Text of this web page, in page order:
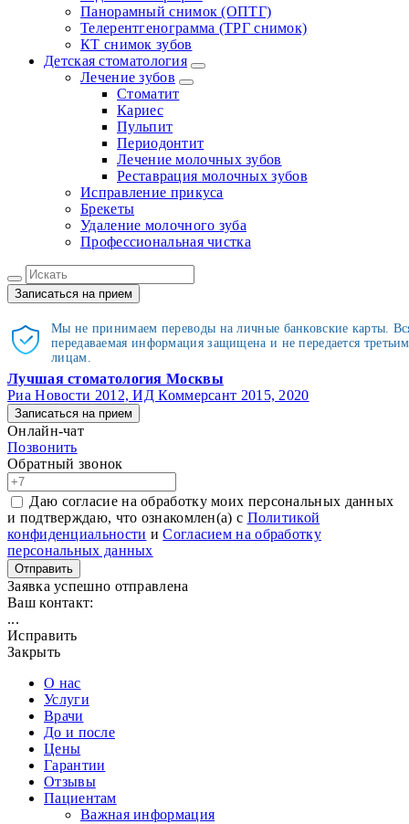
Панорамный снимок (ОПТГ)
Телерентгенограмма (ТРГ снимок)
КТ снимок зубов
Детская стоматология
Лечение зубов
Стоматит
Кариес
Пульпит
Периодонтит
Лечение молочных зубов
Реставрация молочных зубов
Исправление прикуса
Брекеты
Удаление молочного зуба
Профессиональная чистка
Записаться на прием
Мы не принимаем переводы на личные банковские карты.
передаваемая информация защищена и не передается третьим
лицам.
Лучшая стоматология Москвы
Риа Новости 2012, ИД Коммерсант 2015, 2020
Записаться на прием
Онлайн-чат
Позвонить
Обратный звонок
Даю согласие на обработку моих персональных данных
и подтверждаю, что ознакомлен(а) с Политикой
конфиденциальности иСогласием на обработку
персональных данных
Отправить
Заявка успешно отправлена
Ваш контакт:
...
Исправить
Закрыть
О нас
Услуги
Врачи
До и после
Цены
Гарантии
Отзывы
Пациентам
Важная информация